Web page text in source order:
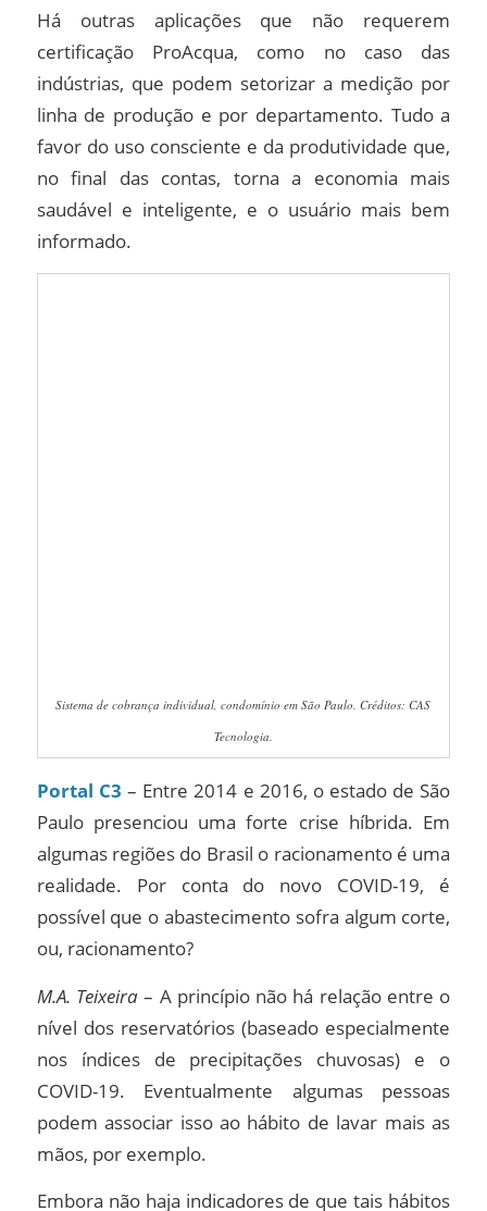
Há outras aplicações que não requerem
certificação ProAcqua, como no caso das
indústrias, que podem setorizar a medição por
linha de produção e por departamento. Tudo a
favor do uso consciente e da produtividade que,
no final das contas, torna a economia mais
saudável e inteligente, e o usuário mais bem
informado.
Sistema de cobrança individual, condomínio em São Paulo. Créditos: CAS
Tecnologia.
Portal C3 – Entre 2014 e 2016, o estado de São
Paulo presenciou uma forte crise híbrida. Em
algumas regiões do Brasil o racionamento é uma
realidade. Por conta do novo COVID-19, é
possível que o abastecimento sofra algum corte,
ou, racionamento?
M.A. Teixeira– A princípio não há relação entre o
nível dos reservatórios (baseado especialmente
nos índices de precipitações chuvosas) e o
COVID-19. Eventualmente algumas pessoas
podem associar isso ao hábito de lavar mais as
mãos, por exemplo.
Embora não haja indicadores de que tais hábitos